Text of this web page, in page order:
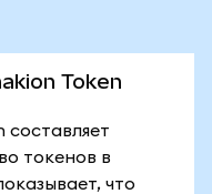
Token
составляет
токенов в
что